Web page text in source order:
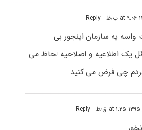
- Reply
یه سازمان اینجور بی
یک اطلاعیه و اصلاحیه لحاظ می
چی فرض می کنید
- Reply